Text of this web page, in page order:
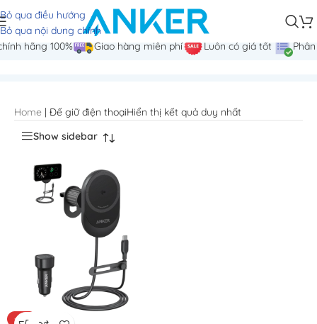
Bỏ qua điều hướng
Bỏ qua nội dung chính
Đế giữ điện thoại
hãng 100% Giao hàng miễn phí Luôn có giá tốt Phân
Home | Đế giữ điện thoạiHiển thị kết quả duy nhất
Show sidebar
-19%